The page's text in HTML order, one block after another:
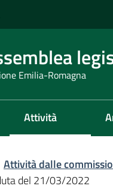
Emilia-Romagna
Attività
Attività dalle
del 21/03/2022